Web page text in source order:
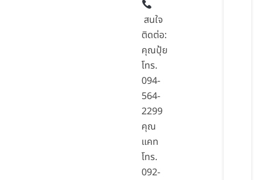
สนใจ
ติดต่อ:
คุณปุ้ย
โทร.
094-
564-
2299
คุณ
แคท
โทร.
092-